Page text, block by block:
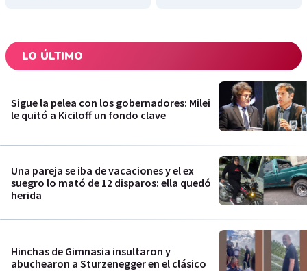
LO ÚLTIMO
Sigue la pelea con los gobernadores: Milei
le quitó a Kiciloff un fondo clave
Una pareja se iba de vacaciones y el ex
suegro lo mató de 12 disparos: ella quedó
herida
Hinchas de Gimnasia insultaron y
abuchearon a Sturzenegger en el clásico